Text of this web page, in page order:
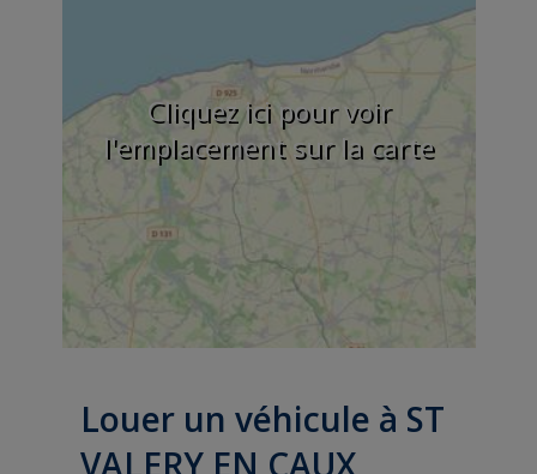
Cliquez ici pour voir
l'emplacement sur la carte
Louer un véhicule à ST
VALERY EN CAUX